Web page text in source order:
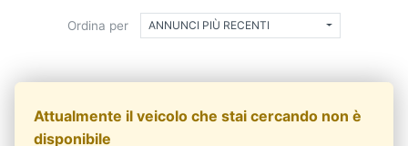
Ordina per ANNUNCI PIÙ RECENTI
Attualmente il veicolo che stai cercando non è
disponibile